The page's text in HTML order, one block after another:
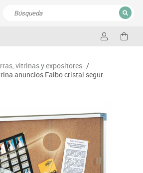
CERRAR
vitrinas y expositores /
anuncios Faibo cristal segur.